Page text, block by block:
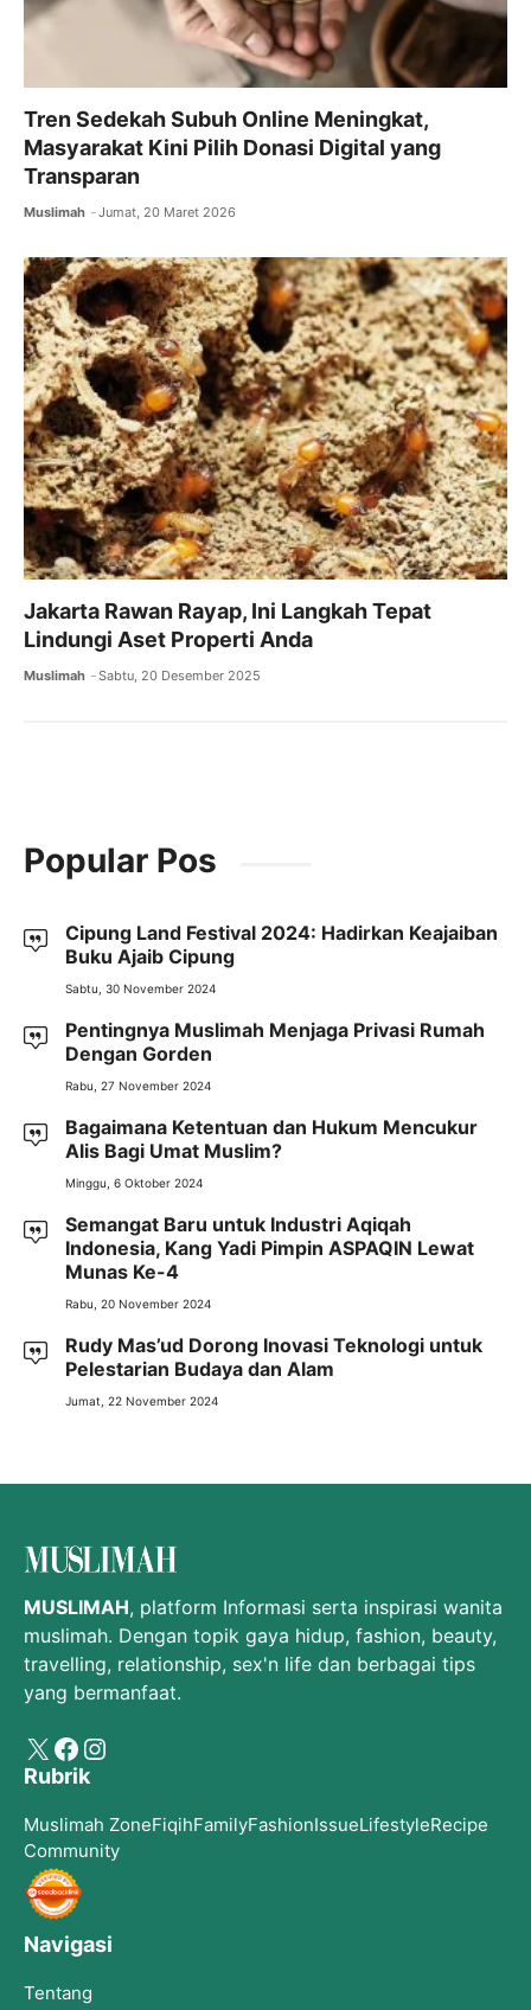
Tren Sedekah Subuh Online Meningkat,
Masyarakat Kini Pilih Donasi Digital yang
Transparan
Muslimah Jumat, 20 Maret 2026
Jakarta Rawan Rayap, Ini Langkah Tepat
Lindungi Aset Properti Anda
Muslimah Sabtu, 20 Desember 2025
Popular Pos
Cipung Land Festival 2024: Hadirkan Keajaiban
Buku Ajaib Cipung
Sabtu, 30 November 2024
Pentingnya Muslimah Menjaga Privasi Rumah
Dengan Gorden
Rabu, 27 November 2024
Bagaimana Ketentuan dan Hukum Mencukur
Alis Bagi Umat Muslim?
Minggu, 6 Oktober 2024
Semangat Baru untuk Industri Aqiqah
Indonesia, Kang Yadi Pimpin ASPAQIN Lewat
Munas Ke-4
Rabu, 20 November 2024
Rudy Mas’ud Dorong Inovasi Teknologi untuk
Pelestarian Budaya dan Alam
Jumat, 22 November 2024
MUSLIMAH, platform Informasi serta inspirasi wanita
muslimah. Dengan topik gaya hidup, fashion, beauty,
travelling, relationship, sex'n life dan berbagai tips
yang bermanfaat.
X Facebook
Instagram
Rubrik
Muslimah ZoneFiqihFamilyFashionIssueLifestyleRecipe
Community
Navigasi
Tentang